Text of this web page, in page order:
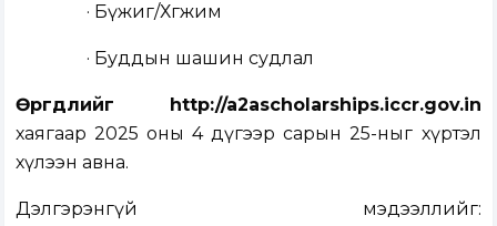
· Бүжиг/Хөгжим
· Буддын шашин судлал
Өргөдлийг
http://a2ascholarships.iccr.gov.in
хаягаар 2025 оны 4 дүгээр сарын 25-ныг хүртэл
хүлээн авна.
Дэлгэрэнгүй мэдээллийг: